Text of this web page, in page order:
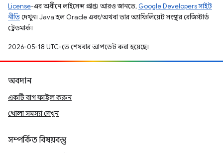
License-এর অধীনে লাইসেন্স প্রাপ্ত। আরও জানতে, Google Developers সাইট
নীতিদেখুন। Java হল Oracle এবং/অথবা তার অ্যাফিলিয়েট সংস্থার রেজিস্টার্ড
ট্রেডমার্ক।
2026-05-18 UTC-তে শেষবার আপডেট করা হয়েছে।
অবদান
একটি বাগ ফাইল করুন
খোলা সমস্যা দেখুন
সম্পর্কিত বিষয়বস্তু